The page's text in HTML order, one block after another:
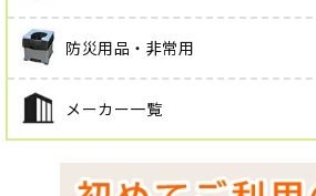
防災用品・非常用
メーカー一覧